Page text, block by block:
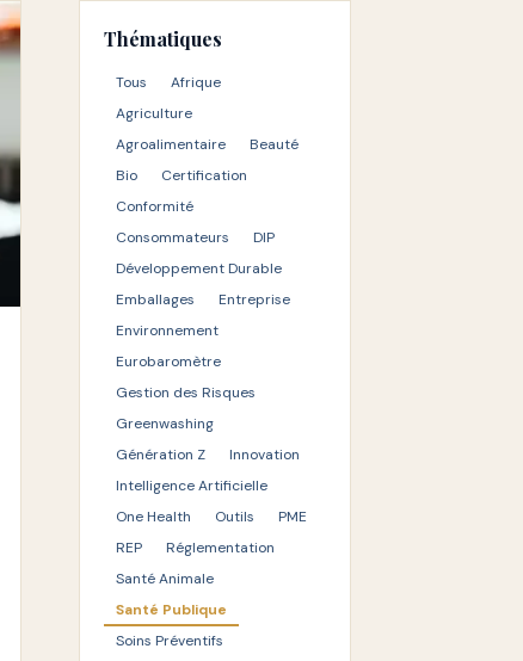
Thématiques
Tous
Afrique
Agriculture
Agroalimentaire
Beauté
Bio
Certification
Conformité
Consommateurs
DIP
Développement Durable
Emballages
Entreprise
Environnement
Eurobaromètre
Gestion des Risques
Greenwashing
Génération Z
Innovation
Intelligence Artificielle
One Health
Outils
PME
REP
Réglementation
Santé Animale
Santé Publique
Soins Préventifs